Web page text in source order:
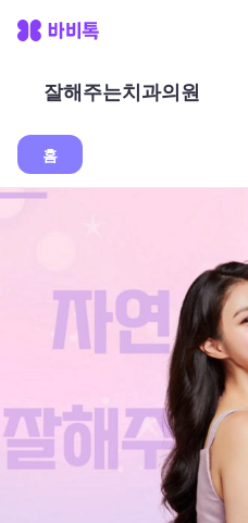
잘해주는치과의원
홈